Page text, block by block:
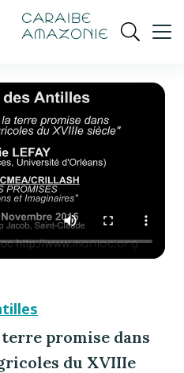
Ouvrir
promise dans
du XVIIIe